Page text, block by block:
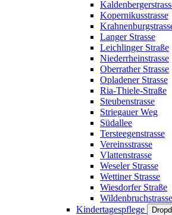
Kopernikusstrasse
Langer Strasse
Leichlinger Straße
Niederrheinstrasse
Oberrather Strasse
Opladener Strasse
Ria-Thiele-Straße
Steubenstrasse
Striegauer Weg
Südallee
Tersteegenstrasse
Vereinsstrasse
Vlattenstrasse
Weseler Strasse
Wettiner Strasse
Wiesdorfer Straße
Wildenbruchstrasse
Kindertagespflege